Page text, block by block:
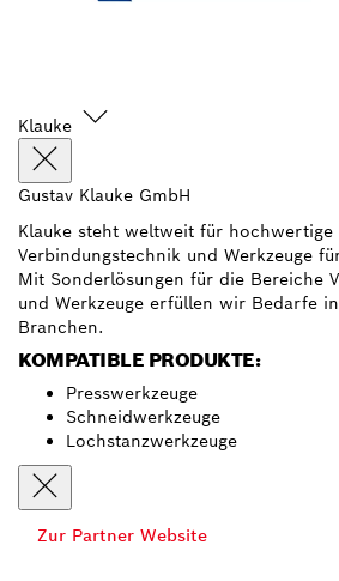
Klauke
Gustav Klauke GmbH
Klauke steht weltweit für hochwertige
Verbindungstechnik und Werkzeuge
Mit Sonderlösungen für die Bereiche
und Werkzeuge erfüllen wir Bedarfe
Branchen.
KOMPATIBLE PRODUKTE:
Presswerkzeuge
Schneidwerkzeuge
Lochstanzwerkzeuge
Zur Partner Website